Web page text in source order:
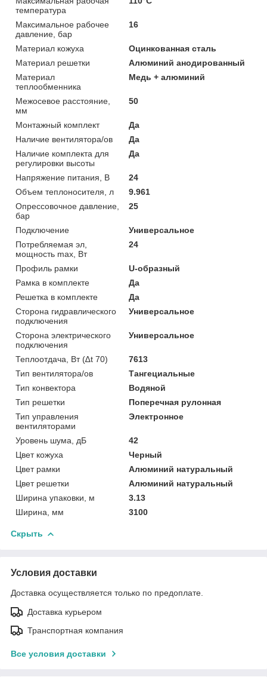
температура
Максимальное рабочее
давление, бар
16
Материал кожуха
Оцинкованная сталь
Материал решетки
Алюминий анодированный
Материал
теплообменника
Медь + алюминий
Межосевое расстояние,
мм
50
Монтажный комплект
Да
Наличие вентилятора/ов
Да
Наличие комплекта для
регулировки высоты
Да
Напряжение питания, В
24
Объем теплоносителя, л
9.961
Опрессовочное давление,
бар
25
Подключение
Универсальное
Потребляемая эл,
мощность max, Вт
24
Профиль рамки
U-образный
Рамка в комплекте
Да
Решетка в комплекте
Да
Сторона гидравлического
подключения
Универсальное
Сторона электрического
подключения
Универсальное
Теплоотдача, Вт (∆t 70)
7613
Тип вентилятора/ов
Тангециальные
Тип конвектора
Водяной
Тип решетки
Поперечная рулонная
Тип управления
вентиляторами
Электронное
Уровень шума, дБ
42
Цвет кожуха
Черный
Цвет рамки
Алюминий натуральный
Цвет решетки
Алюминий натуральный
Ширина упаковки, м
3.13
Ширина, мм
3100
Скрыть
Условия доставки
Доставка осуществляется только по предоплате.
Доставка курьером
Транспортная компания
Все условия доставки